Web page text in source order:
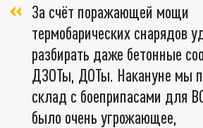
За счёт поражающей мощи
термобарических снарядов
разбирать даже бетонные
ДЗОТы, ДОТы. Накануне мы
склад с боеприпасами для
было очень угрожающее,